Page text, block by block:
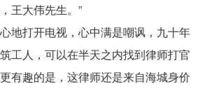
王大伟先生。”
地打开电视，心中满是嘲讽，九十年
工人，可以在半天之内找到律师打官
有趣的是，这律师还是来自海城身价